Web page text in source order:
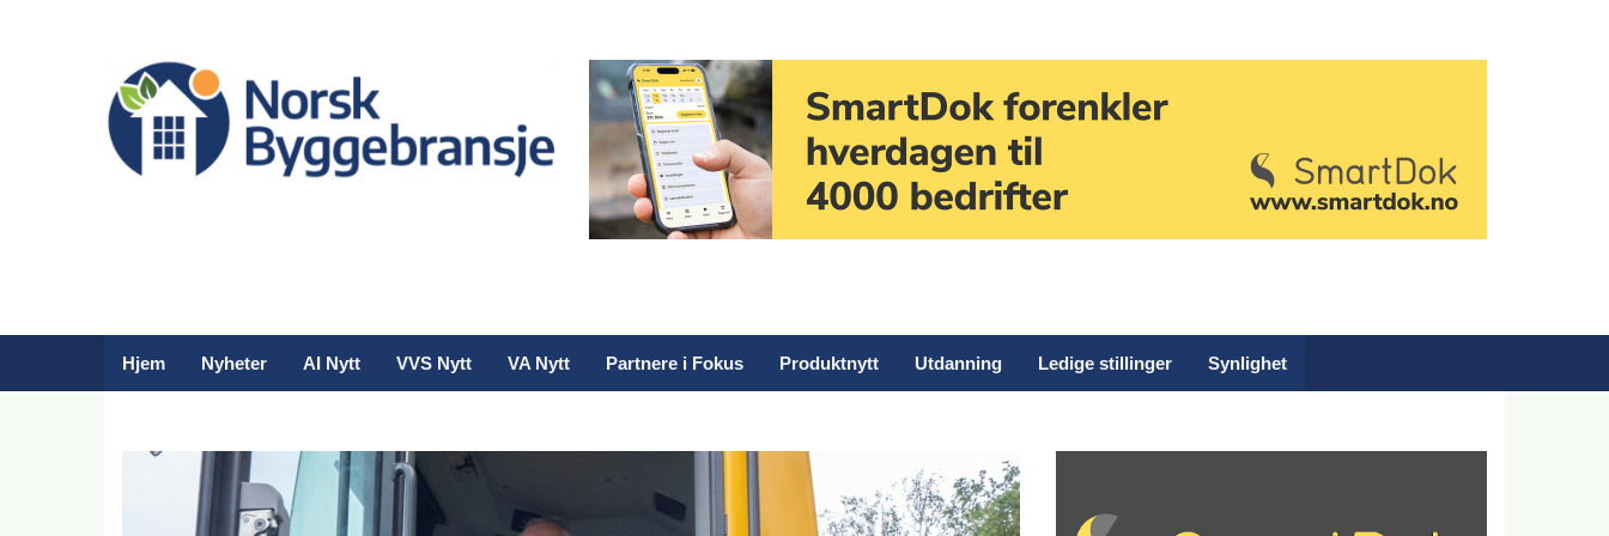
Hjem Nyheter AI Nytt VVS Nytt VA Nytt Partnere i Fokus Produktnytt Utdanning Ledige stillinger Synlighet